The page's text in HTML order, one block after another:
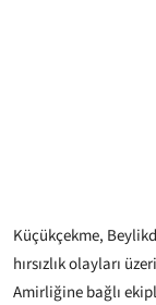
Küçükçekme,
hırsızlık olayları
Amirliğine bağlı